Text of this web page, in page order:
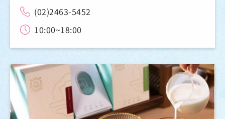
(02)2463-5452
10:00~18:00